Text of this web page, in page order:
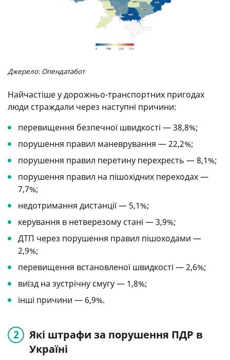
Джерело: Опендатабот
Найчастіше у дорожньо-транспортних пригодах
люди страждали через наступні причини:
перевищення безпечної швидкості — 38,8%;
порушення правил маневрування — 22,2%;
порушення правил перетину перехресть — 8,1%;
порушення правил на пішохідних переходах —
7,7%;
недотримання дистанції — 5,1%;
керування в нетверезому стані — 3,9%;
ДТП через порушення правил пішоходами —
2,9%;
перевищення встановленої швидкості — 2,6%;
виїзд на зустрічну смугу — 1,8%;
інші причини — 6,9%.
Які штрафи за порушення ПДР в
Україні